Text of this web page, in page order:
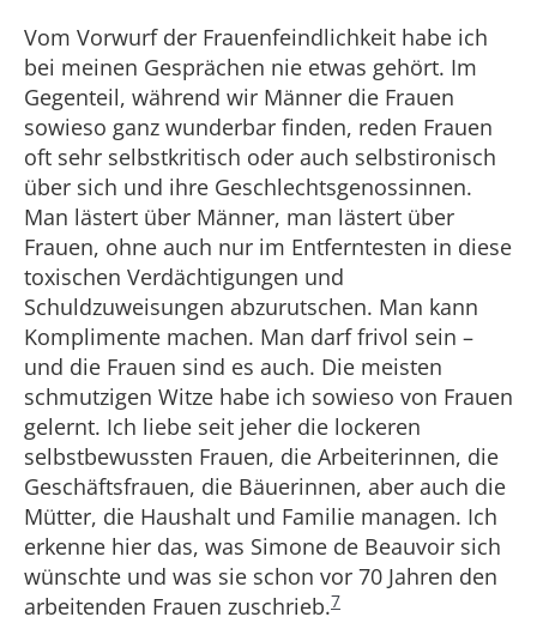
Vom Vorwurf der Frauenfeindlichkeit habe ich
bei meinen Gesprächen nie etwas gehört. Im
Gegenteil, während wir Männer die Frauen
sowieso ganz wunderbar finden, reden Frauen
oft sehr selbstkritisch oder auch selbstironisch
über sich und ihre Geschlechtsgenossinnen.
Man lästert über Männer, man lästert über
Frauen, ohne auch nur im Entferntesten in diese
toxischen Verdächtigungen und
Schuldzuweisungen abzurutschen. Man kann
Komplimente machen. Man darf frivol sein –
und die Frauen sind es auch. Die meisten
schmutzigen Witze habe ich sowieso von Frauen
gelernt. Ich liebe seit jeher die lockeren
selbstbewussten Frauen, die Arbeiterinnen, die
Geschäftsfrauen, die Bäuerinnen, aber auch die
Mütter, die Haushalt und Familie managen. Ich
erkenne hier das, was Simone de Beauvoir sich
wünschte und was sie schon vor 70 Jahren den
arbeitenden Frauen zuschrieb.7